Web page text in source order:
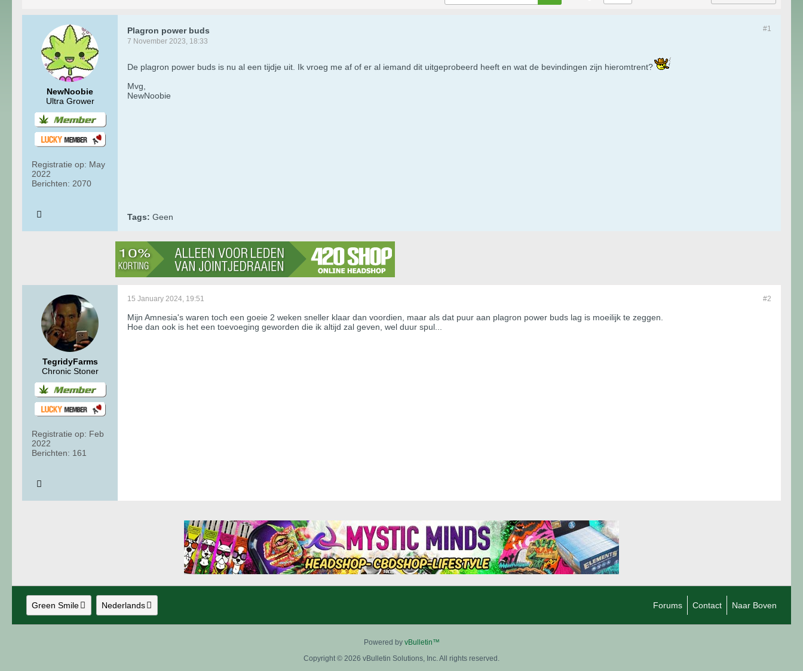
NewNoobie
Ultra Grower
Registratie op: May
2022
Berichten: 2070
#1
Plagron power buds
7 November 2023, 18:33
De plagron power buds is nu al een tijdje uit. Ik vroeg me af of er al iemand dit uitgeprobeerd heeft en wat de bevindingen zijn hieromtrent?
Mvg,
NewNoobie
Tags: Geen
TegridyFarms
Chronic Stoner
Registratie op: Feb
2022
Berichten: 161
#2
15 January 2024, 19:51
Mijn Amnesia's waren toch een goeie 2 weken sneller klaar dan voordien, maar als dat puur aan plagron power buds lag is moeilijk te zeggen.
Hoe dan ook is het een toevoeging geworden die ik altijd zal geven, wel duur spul...
Green Smile Nederlands Forums Contact Naar Boven
Powered by vBulletin™
Copyright © 2026 vBulletin Solutions, Inc. All rights reserved.